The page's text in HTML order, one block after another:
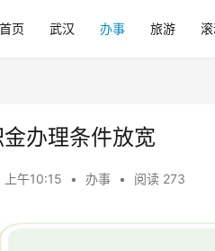
首页 武汉 办事 旅游
办理条件放宽
午10:15 • 办事 • 阅读 273